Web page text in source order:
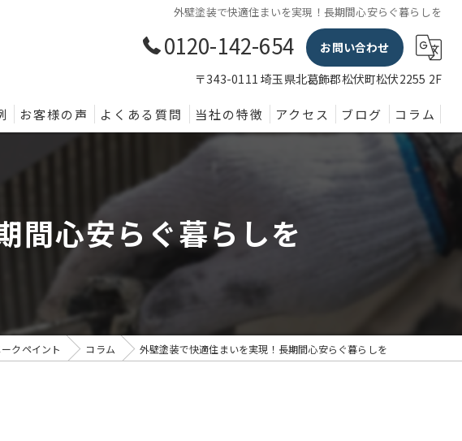
外壁塗装で快適住まいを実現！長期間心安らぐ暮らしを
0120-142-654
お問い合わせ
〒343-0111 埼玉県北葛飾郡松伏町松伏2255 2F
お客様の声 よくある質問 当社の特徴
内装
アクセス ブログ コラム
間心安らぐ暮らしを
クペイント コラム 外壁塗装で快適住まいを実現！長期間心安らぐ暮らしを